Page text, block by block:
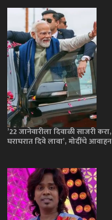
’22 जानेवारीला दिवाळी साजरी करा,
घराघरात दिवे लावा’, मोदींचे आवाहन